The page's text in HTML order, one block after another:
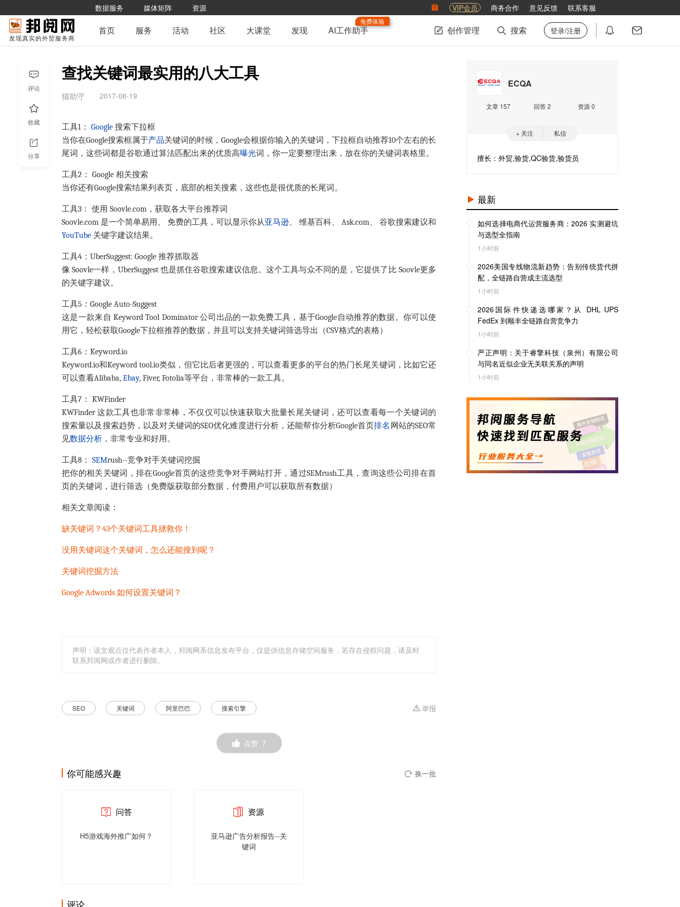
数据服务 媒体矩阵 资源 VIP会员 商务合作 意见反馈 联系客服
发现真实的外贸服务商
首页 服务 活动 社区 大课堂 发现 AI工作助手
免费体验
创作管理 搜索 登录/注册
查找关键词最实用的八大工具
猫助守 2017-08-19
工具1： Google 搜索下拉框
当你在Google搜索框属于产品关键词的时候，Google会根据你输入的关键词，下拉框自动推荐10个左右的长
尾词，这些词都是谷歌通过算法匹配出来的优质高曝光词，你一定要整理出来，放在你的关键词表格里。
工具2： Google 相关搜索
当你还有Google搜索结果列表页，底部的相关搜素，这些也是很优质的长尾词。
工具3： 使用 Soovle.com ，获取各大平台推荐词
Soovle.com 是一个简单易用、 免费的工具，可以显示你从亚马逊、 维基百科、 Ask.com、 谷歌搜索建议和
YouTube 关键字建议结果。
工具4：UberSuggest: Google 推荐抓取器
像 Soovle一样，UberSuggest 也是抓住谷歌搜索建议信息。这个工具与众不同的是，它提供了比 Soovle更多
的关键字建议。
工具5：Google Auto-Suggest
这是一款来自 Keyword Tool Dominator 公司出品的一款免费工具，基于Google自动推荐的数据。你可以使
用它，轻松获取Google下拉框推荐的数据，并且可以支持关键词筛选导出（CSV格式的表格）
工具6：Keyword.io
Keyword.io和Keyword tool.io类似，但它比后者更强的，可以查看更多的平台的热门长尾关键词，比如它还
可以查看Alibaba, Ebay, Fiver, Fotolia等平台，非常棒的一款工具。
工具7： KWFinder
KWFinder 这款工具也非常非常棒，不仅仅可以快速获取大批量长尾关键词，还可以查看每一个关键词的
搜索量以及搜索趋势，以及对关键词的SEO优化难度进行分析，还能帮你分析Google首页排名 网站的SEO常
见数据分析 ，非常专业和好用。
工具8： SEMrush--竞争对手关键词挖掘
把你的相关关键词，排在Google首页的这些竞争对手网站打开，通过SEMrush工具，查询这些公司排在首
页的关键词，进行筛选（免费版获取部分数据，付费用户可以获取所有数据）
相关文章阅读：
缺关键词？43个关键词工具拯救你！
没用关键词这个关键词，怎么还能搜到呢？
关键词挖掘方法
Google Adwords 如何设置关键词？
声明：该文观点仅代表作者本人，邦阅网系信息发布平台，仅提供信息存储空间服务，若存在侵权问题，请及时
联系邦阅网或作者进行删除。
SEO 关键词 阿里巴巴 搜索引擎 举报
点赞 7
评论
收藏
分享
你可能感兴趣 换一批
问答
H5游戏海外推广如何？
资源
亚马逊广告分析报告--关
键词
评论
ECQA
文章 157 回答 2 资源 0
+ 关注 私信
擅长：外贸,验货,QC验货,验货员
最新
如何选择电商代运营服务商：2026 实测避坑
与选型全指南
1小时前
2026美国专线物流新趋势：告别传统货代拼
配，全链路自营成主流选型
1小时前
2026国际件快递选哪家？从 DHL UPS
FedEx 到顺丰全链路自营竞争力
1小时前
严正声明：关于睿擎科技（泉州）有限公司
与同名近似企业无关联关系的声明
1小时前